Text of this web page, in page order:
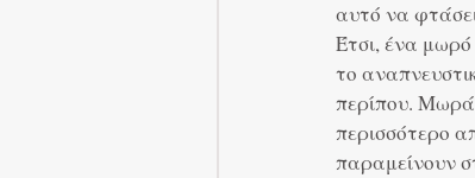
αυτό να
Έτσι, ένα
το
περίπου. Μωρά
περισσότερο
παραμείνουν